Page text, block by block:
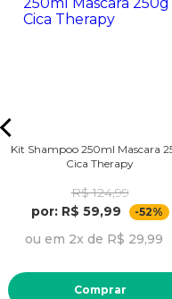
Kit Shampoo 250ml Mascara
Cica Therapy
R$ 124,99
por: R$ 59,99
-52%
ou em 2x de R$ 29,99
Comprar